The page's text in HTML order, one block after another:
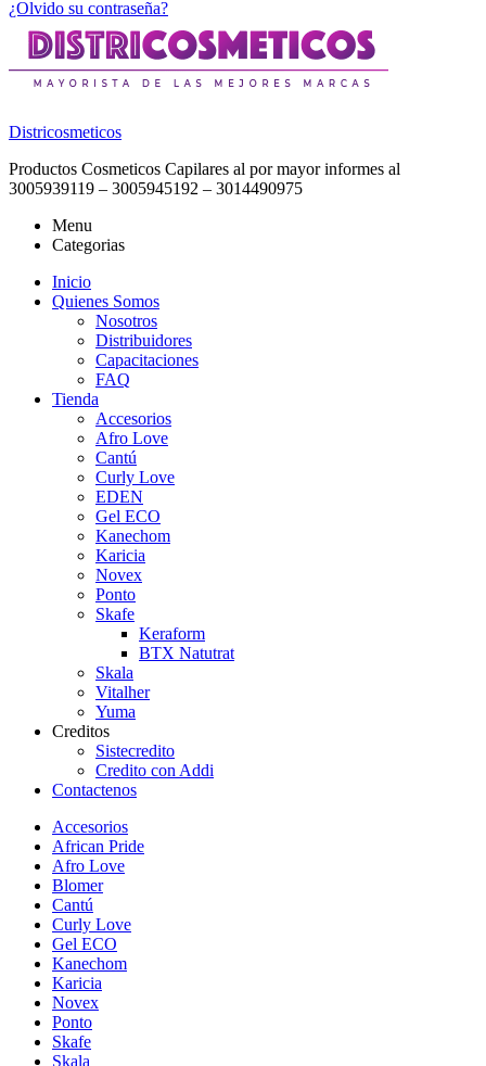
¿Olvido su contraseña?
Districosmeticos
Productos Cosmeticos Capilares al por mayor informes al
3005939119 – 3005945192 – 3014490975
Menu
Categorias
Inicio
Quienes Somos
Nosotros
Distribuidores
Capacitaciones
FAQ
Tienda
Accesorios
Afro Love
Cantú
Curly Love
EDEN
Gel ECO
Kanechom
Karicia
Novex
Ponto
Skafe
Keraform
BTX Natutrat
Skala
Vitalher
Yuma
Creditos
Sistecredito
Credito con Addi
Contactenos
Accesorios
African Pride
Afro Love
Blomer
Cantú
Curly Love
Gel ECO
Kanechom
Karicia
Novex
Ponto
Skafe
Skala